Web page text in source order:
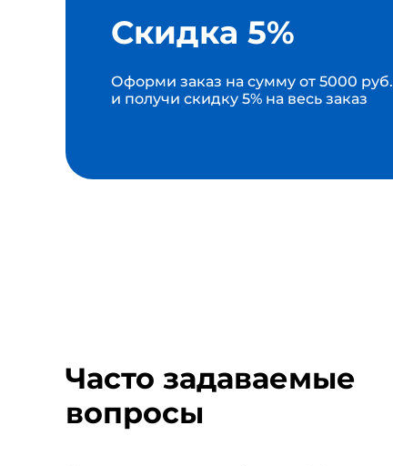
Скидка 5%
Оформи заказ на сумму от 5000 руб.
и получи скидку 5% на весь заказ
Часто задаваемые
вопросы